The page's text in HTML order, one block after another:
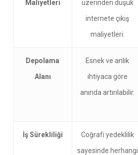
Maliyetleri
üzerinden düşük
internete çıkış
maliyetleri.
Depolama
Alanı
Esnek ve anlık
ihtiyaca göre
anında artırılabilir.
İş Sürekliliği
Coğrafi yedeklilik
sayesinde herhangi